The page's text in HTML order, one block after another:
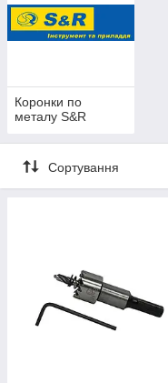
Інструкція
Діаметр, мм
31-40
41-50
Коронки по
металу S&R
Сортування